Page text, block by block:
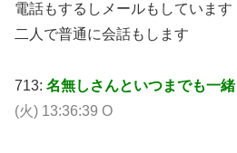
電話もするしメールもしています
二人で普通に会話もします
713: 名無しさんといつまでも一緒
(火) 13:36:39 O